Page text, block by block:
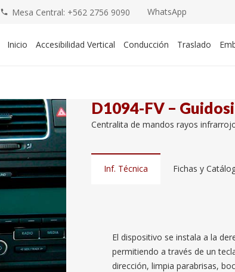
phone Mesa Central: +562 2756 9090 WhatsApp
Inicio Accesibilidad Vertical Conducción Traslado
D1094-FV –
Centralita de mandos rayos
Inf. Técnica Fichas y
El dispositivo se instala a la
permitiendo a través de un
dirección, limpia parabrisas,